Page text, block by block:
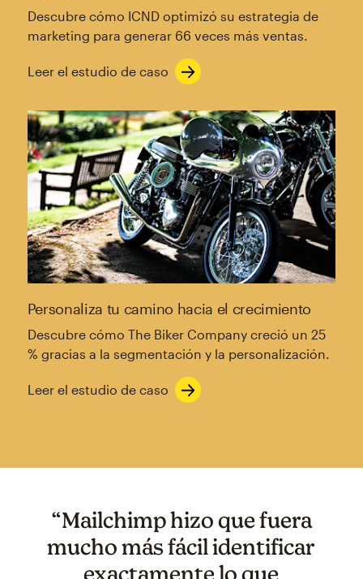
Descubre cómo ICND optimizó su estrategia de
marketing para generar 66 veces más ventas.
Leer el estudio de caso
Personaliza tu camino hacia el crecimiento
Descubre cómo The Biker Company creció un 25
% gracias a la segmentación y la personalización.
Leer el estudio de caso
“Mailchimp hizo que fuera
mucho más fácil identificar
exactamente lo que